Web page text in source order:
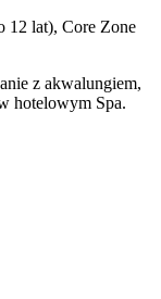
12 lat), Core Zone
z akwalungiem,
hotelowym Spa.